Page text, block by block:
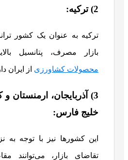
2) ترکیه:
ترکیه به عنوان یک کشور
بازار مصرف، پتانسیل
محصولات کشاورزی از ایران
3) آذربایجان،
خلیج فارس:
این کشورها نیز با توجه به
تقاضای بازار، می‌توانند